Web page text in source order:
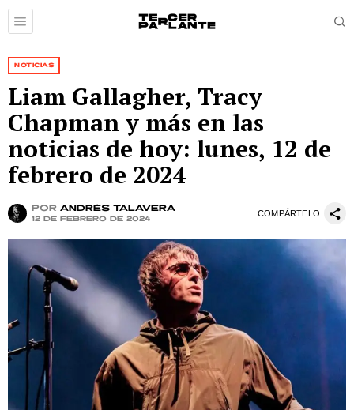
NOTICIAS
Liam Gallagher, Tracy
Chapman y más en las
noticias de hoy: lunes, 12 de
febrero de 2024
por Andrés Talavera
12 de febrero de 2024
COMPÁRTELO